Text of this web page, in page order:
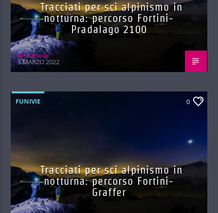
Tracciati per sci alpinismo in
notturna: percorso Fortini-
Pradalago 2100
Red.azione
3 MARZO 2022
FUNIVIE 0
Tracciati per sci alpinismo in
notturna: percorso Fortini-
Graffer